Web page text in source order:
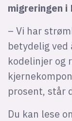
migreringen
– Vi har
betydelig
kodelinjer
prosent, står
Du kan lese